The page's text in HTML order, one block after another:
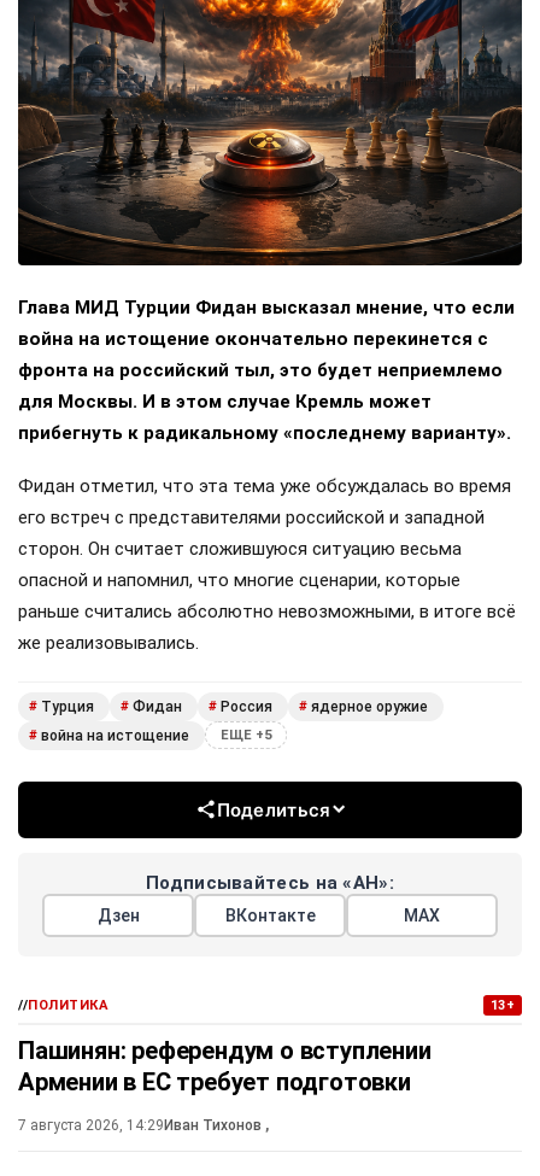
Глава МИД Турции Фидан высказал мнение, что если
война на истощение окончательно перекинется с
фронта на российский тыл, это будет неприемлемо
для Москвы. И в этом случае Кремль может
прибегнуть к радикальному «последнему варианту».
Фидан отметил, что эта тема уже обсуждалась во время
его встреч с представителями российской и западной
сторон. Он считает сложившуюся ситуацию весьма
опасной и напомнил, что многие сценарии, которые
раньше считались абсолютно невозможными, в итоге всё
же реализовывались.
# Турция # Фидан # Россия # ядерное оружие
# война на истощение ЕЩЕ +5
Поделиться
Подписывайтесь на «АН»:
Дзен ВКонтакте МАХ
//ПОЛИТИКА 13+
Пашинян: референдум о вступлении
Армении в ЕС требует подготовки
7 августа 2026, 14:29Иван Тихонов ,